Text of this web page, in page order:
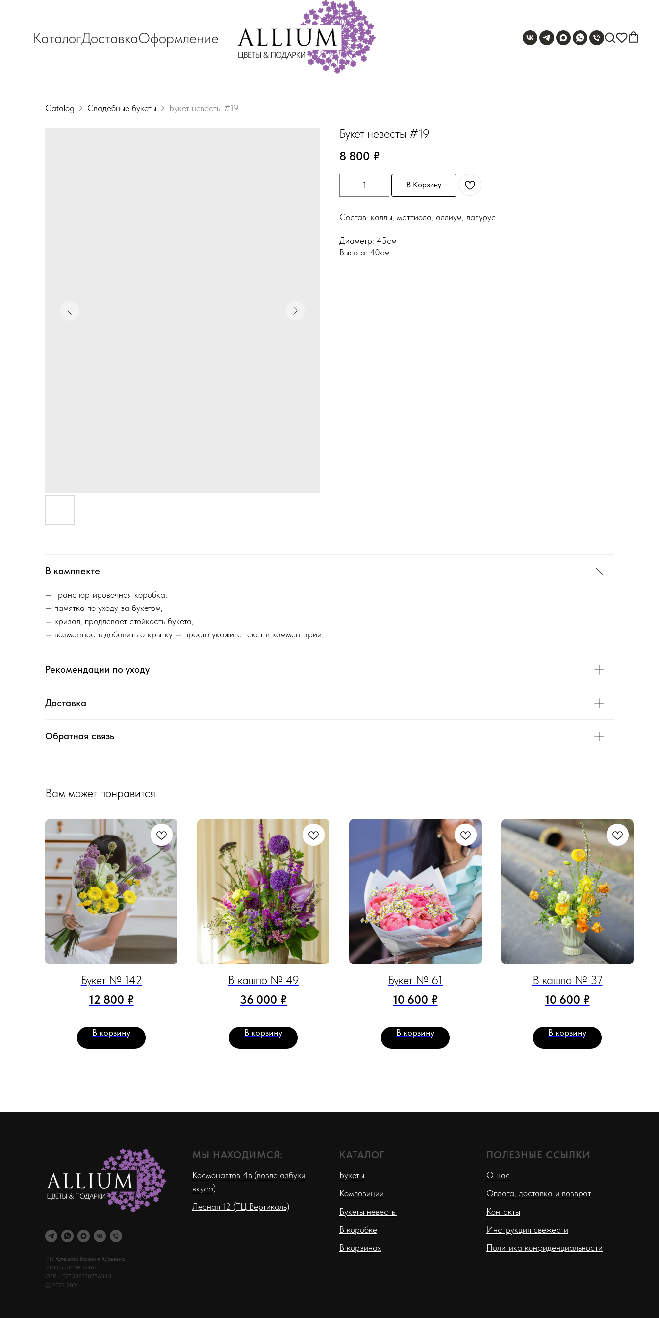
КаталогДоставкаОформление
Catalog Свадебные букеты Букет невесты #19
Букет невесты #19
8 800 ₽
В Корзину
Состав: каллы, маттиола, аллиум, лагурус
Диаметр: 45см
Высота: 40см
В комплекте
— транспортировочная коробка,
— памятка по уходу за букетом,
— кризал, продлевает стойкость букета,
— возможность добавить открытку — просто укажите текст в комментарии.
Рекомендации по уходу
Доставка
Обратная связь
Вам может понравится
Букет № 142
12 800 ₽
В корзину
В кашпо № 49
36 000 ₽
В корзину
Букет № 61
10 600 ₽
В корзину
В кашпо № 37
10 600 ₽
В корзину
ИП Кулешова Валерия Юрьевна
ИНН 503819412461
ОГРН 325508100786343
© 2021-2026
МЫ НАХОДИМСЯ:
Космонавтов 4в (возле азбуки
вкуса)
Лесная 12 (ТЦ Вертикаль)
КАТАЛОГ
Букеты
Композиции
Букеты невесты
В коробке
В корзинах
ПОЛЕЗНЫЕ ССЫЛКИ
О нас
Оплата, доставка и возврат
Контакты
Инструкция свежести
Политика конфиденциальности